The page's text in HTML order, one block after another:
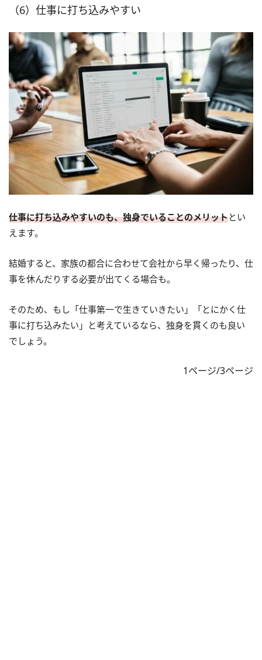
（6）仕事に打ち込みやすい
仕事に打ち込みやすいのも、独身でいることのメリットとい
えます。
結婚すると、家族の都合に合わせて会社から早く帰ったり、仕
事を休んだりする必要が出てくる場合も。
そのため、もし「仕事第一で生きていきたい」「とにかく仕
事に打ち込みたい」と考えているなら、独身を貫くのも良い
でしょう。
1ページ/3ページ